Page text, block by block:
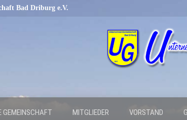
Bad Driburg e.V.
GEMEINSCHAFT MITGLIEDER VORSTAND